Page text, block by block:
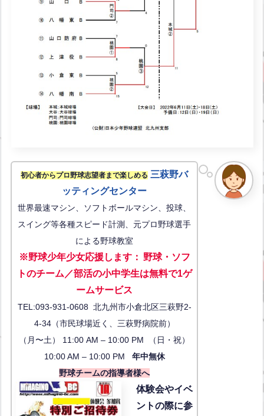
初心者からプロ野球志望者まで楽しめる 三萩野バ
ッティングセンター
世界最速マシン、ソフトボールマシン、投球、
スイング等各種スピード計測、元プロ野球選手
による野球教室
※野球少年少女応援します： 野球・ソフ
トのチーム／部活の小中学生は無料で1ゲ
ームサービス
TEL:093-931-0608 北九州市小倉北区三萩野2-
4-34（市民球場近く、三萩野病院前）
（月〜土） 11:00 AM – 10:00 PM （日・祝）
10:00 AM – 10:00 PM 年中無休
野球チームの指導者様へ
体験会やイベ
ントの際に参